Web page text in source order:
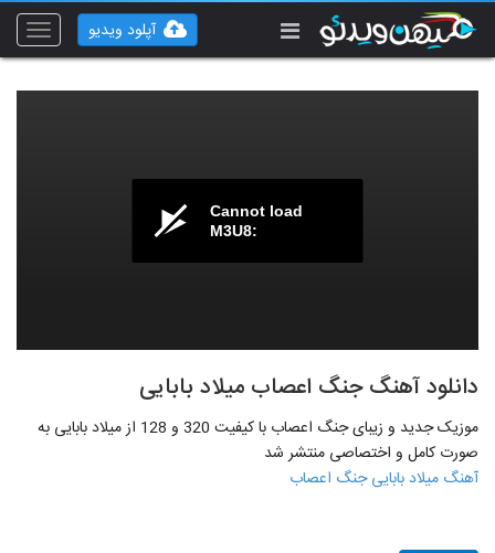
Toggle
آپلود ویدیو
Cannot load
M3U8:
دانلود آهنگ جنگ اعصاب میلاد بابایی
موزیک جدید و زیبای جنگ اعصاب با کیفیت 320 و 128 از میلاد بابایی به
صورت کامل و اختصاصی منتشر شد
آهنگ میلاد بابایی جنگ اعصاب